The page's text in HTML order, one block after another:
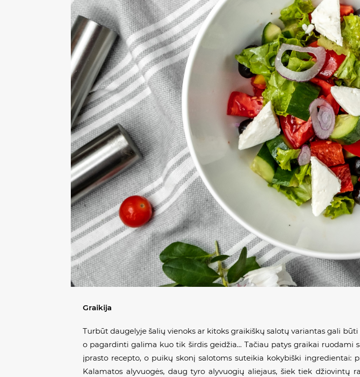
Graikija
Turbūt daugelyje šalių vienoks ar kitoks graikiškų salotų variantas gali
o pagardinti galima kuo tik širdis geidžia… Tačiau patys graikai ruodami
įprasto recepto, o puikų skonį salotoms suteikia kokybiški ingredientai:
Kalamatos alyvuogės, daug tyro alyvuogių aliejaus, šiek tiek džiovintų